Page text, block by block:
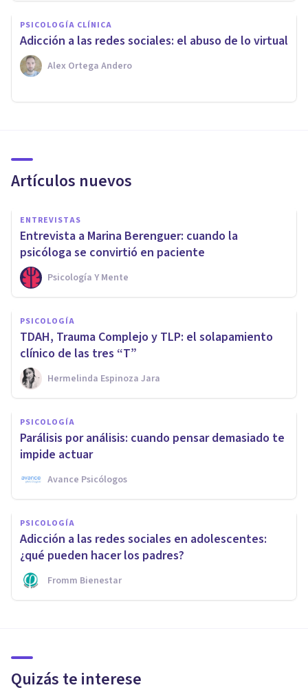
PSICOLOGÍA CLÍNICA
Adicción a las redes sociales: el abuso de lo virtual
Alex Ortega Andero
Artículos nuevos
ENTREVISTAS
Entrevista a Marina Berenguer: cuando la
psicóloga se convirtió en paciente
Psicología Y Mente
PSICOLOGÍA
TDAH, Trauma Complejo y TLP: el solapamiento
clínico de las tres “T”
Hermelinda Espinoza Jara
PSICOLOGÍA
Parálisis por análisis: cuando pensar demasiado te
impide actuar
Avance Psicólogos
PSICOLOGÍA
Adicción a las redes sociales en adolescentes:
¿qué pueden hacer los padres?
Fromm Bienestar
Quizás te interese